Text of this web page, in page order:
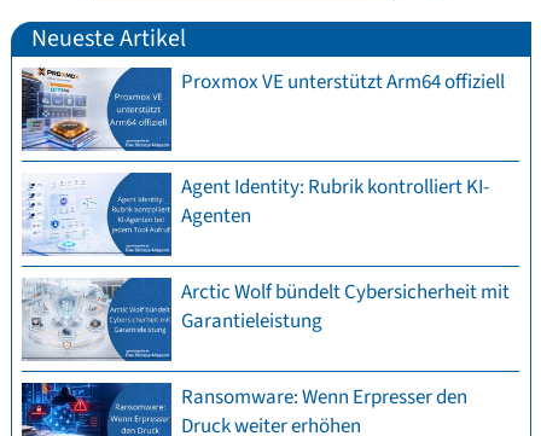
Neueste Artikel
Proxmox VE unterstützt Arm64 offiziell
Agent Identity: Rubrik kontrolliert KI-
Agenten
Arctic Wolf bündelt Cybersicherheit mit
Garantieleistung
Ransomware: Wenn Erpresser den
Druck weiter erhöhen